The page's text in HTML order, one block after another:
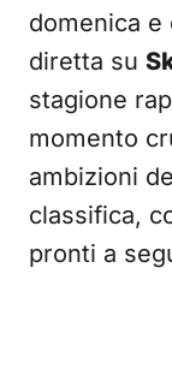
domenica e
diretta su
stagione
momento
ambizioni
classifica,
pronti a